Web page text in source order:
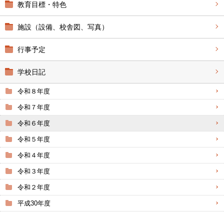
教育目標・特色
施設（設備、校舎図、写真）
行事予定
学校日記
令和８年度
令和７年度
令和６年度
令和５年度
令和４年度
令和３年度
令和２年度
平成30年度